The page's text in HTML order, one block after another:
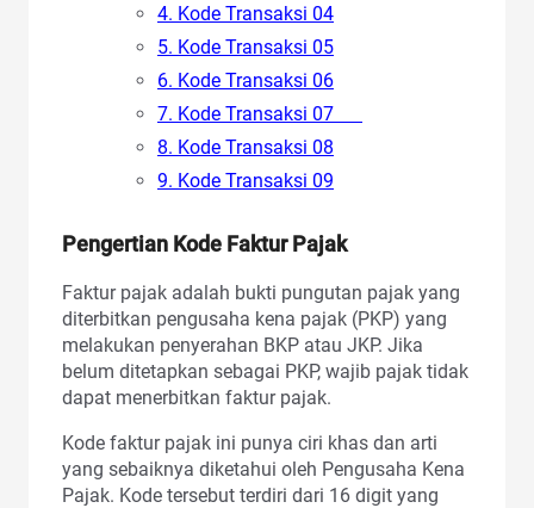
4. Kode Transaksi 04
5. Kode Transaksi 05
6. Kode Transaksi 06
7. Kode Transaksi 07
8. Kode Transaksi 08
9. Kode Transaksi 09
Pengertian Kode Faktur Pajak
Faktur pajak adalah bukti pungutan pajak yang
diterbitkan pengusaha kena pajak (PKP) yang
melakukan penyerahan BKP atau JKP. Jika
belum ditetapkan sebagai PKP, wajib pajak tidak
dapat menerbitkan faktur pajak.
Kode faktur pajak ini punya ciri khas dan arti
yang sebaiknya diketahui oleh Pengusaha Kena
Pajak. Kode tersebut terdiri dari 16 digit yang